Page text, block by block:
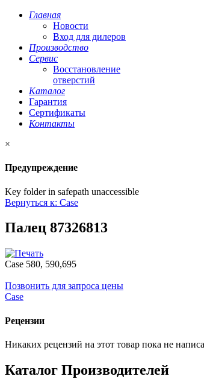
Главная
Новости
Вход для дилеров
Производство
Сервис
Восстановление
отверстий
Каталог
Гарантия
Сертификаты
Контакты
×
Предупреждение
Key folder in safepath unaccessible
Вернуться к: Case
Палец 87326813
Case 580, 590,695
Позвонить для запроса цены
Case
Рецензии
Никаких рецензий на этот товар пока не
Каталог Производителей